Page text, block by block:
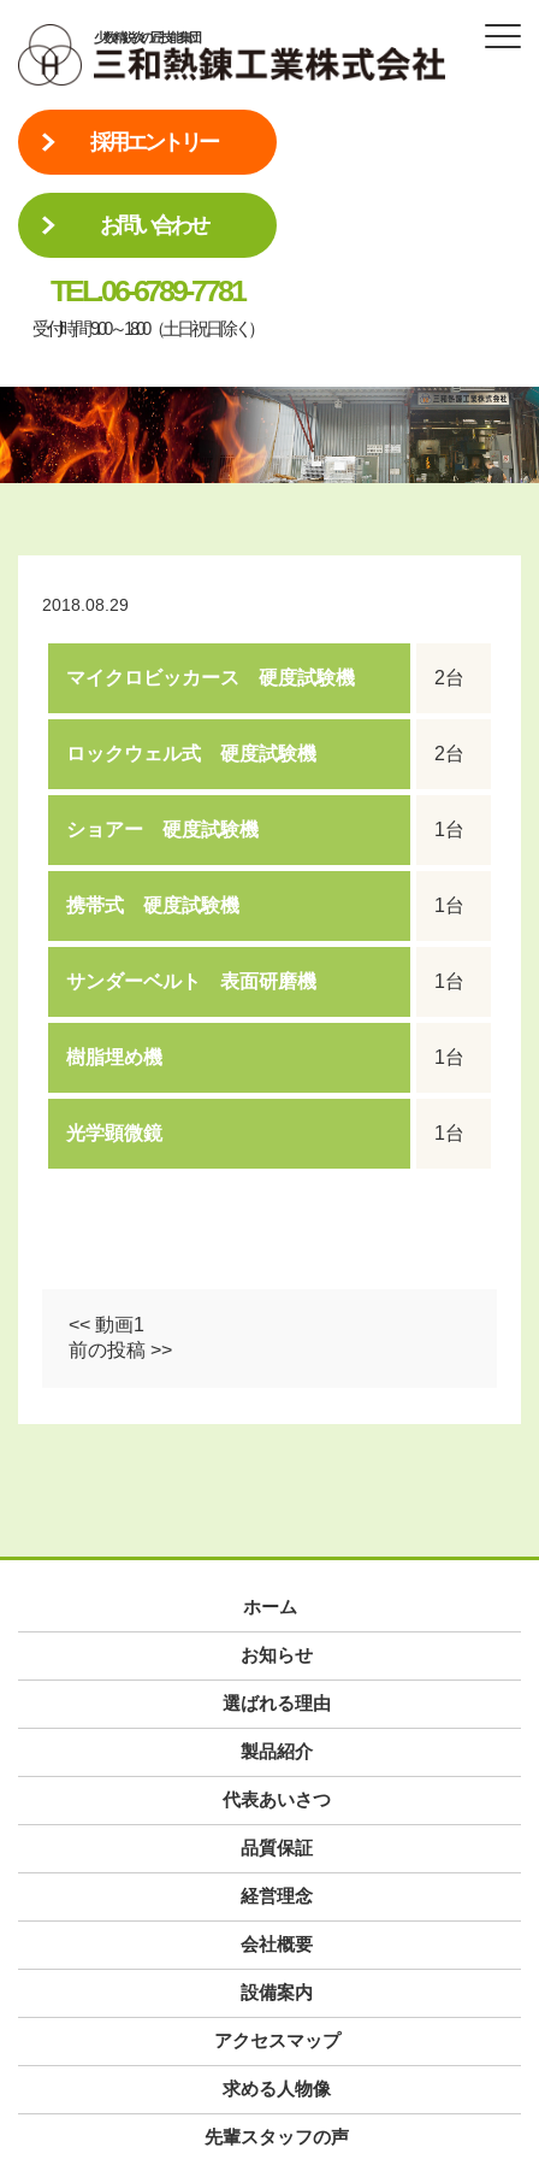
少数精鋭 炎の匠 技能集団
採用エントリー
お問い合わせ
TEL.06-6789-7781
受付時間 9:00～18:00（土日祝日除く）
2018.08.29
マイクロビッカース 硬度試験機 2台
ロックウェル式 硬度試験機 2台
ショアー 硬度試験機 1台
携帯式 硬度試験機 1台
サンダーベルト 表面研磨機 1台
樹脂埋め機 1台
光学顕微鏡 1台
<< 動画1
前の投稿 >>
ホーム
お知らせ
選ばれる理由
製品紹介
代表あいさつ
品質保証
経営理念
会社概要
設備案内
アクセスマップ
求める人物像
先輩スタッフの声